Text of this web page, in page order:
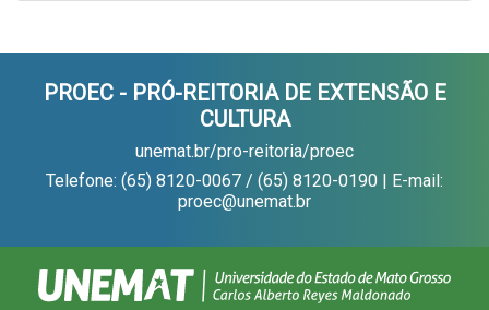
PROEC - PRÓ-REITORIA DE EXTENSÃO E
CULTURA
unemat.br/pro-reitoria/proec
Telefone: (65) 8120-0067 / (65) 8120-0190 | E-mail:
proec@unemat.br